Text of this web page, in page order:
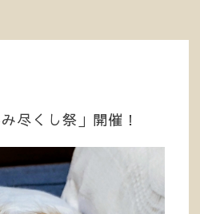
尽くし祭」開催！